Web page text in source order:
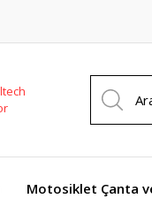
Motosiklet Çanta